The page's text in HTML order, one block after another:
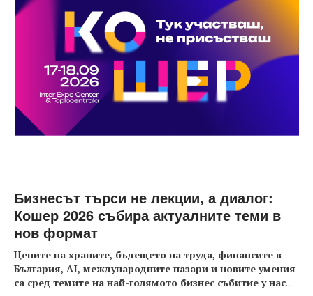
Бизнесът търси не лекции, а диалог:
Кошер 2026 събира актуалните теми в
нов формат
Цените на храните, бъдещето на труда, финансите в
България, AI, международните пазари и новите умения
са сред темите на най-голямото бизнес събитие у нас...